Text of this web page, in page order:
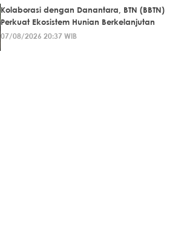
Kolaborasi dengan Danantara, BTN (BBTN)
Perkuat Ekosistem Hunian Berkelanjutan
07/08/2026 20:37 WIB